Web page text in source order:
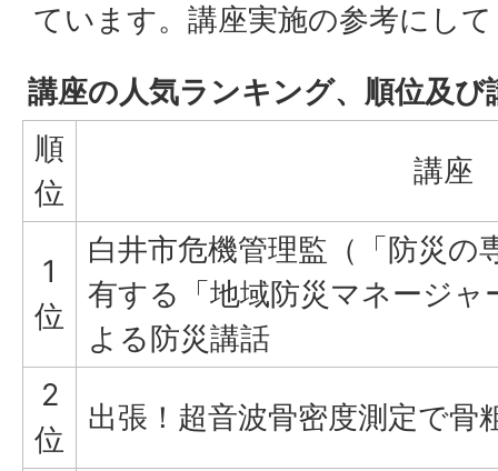
ています。講座実施の参考にし
講座の人気ランキング、順位及び
順
位
講座
1
位
白井市危機管理監（「防災の
有する「地域防災マネージャ
よる防災講話
2
位
出張！超音波骨密度測定で骨